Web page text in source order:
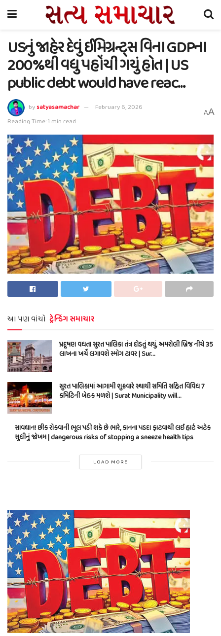
USનું જાહેર દેવું ઈમિગ્રન્ટ્સ વિના GDPના
200%થી વધુ પહોંચી ગયું હોત | US
public debt would have reac…
bysatyasamachar
February 6, 2026
Reading Time: 1 min read
AA
આ પણ વાંચો ટ્રેન્ડિંગ સમાચાર
પ્રદૂષણ વધતા સુરત પાલિકા તંત્ર દોડતું થયું, અમરોલી બ્રિજ નીચે 35
લાખના ખર્ચે લગાવશે સ્મોગ ટાવર | Sur…
સુરત પાલિકામાં આગામી શુક્રવારે સ્થાયી સમિતિ સહિત વિવિધ 7
કમિટિની બેઠક મળશે | Surat Municipality will…
સાવધાન! છીંક રોકવાની ભૂલ પડી શકે છે ભારે, કાનના પડદા ફાટવાથી લઈ હાર્ટ અટેક
સુધીનું જોખમ | dangerous risks of stopping a sneeze health tips
LOAD MORE